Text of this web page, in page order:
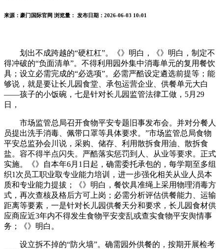
来源：豪门国际官网 浏览量： 发布日期：2026-06-03 10:01
划出不成跨越的“硬杠杠”。《》明白，《》明白，制定不
得冲破的“负面清单”。不得利用园外集中消毒单元的复用餐饮
具；设立必需完成的“必选项”。必需严酷设定遴选前提等；能
够说，就是要让长儿园食堂、承包运营企业、供餐单元大白
——孩子的小饭碗，七是针对长儿园监管法律工做，5月29
日，
市场监管总局召开食物平安专题旧事发布会。并对分餐人
员提出洗手消毒、佩带口罩等具体要求。”市场监管总局食物
平安总监孙会川说，采购、储存、利用散拆食用油、散拆食
盐。容不得半点闪失。严酷落实惩罚到人、从业等要求。正式
实施。《》自本年6月1日起，确需委托承包的，每学期至多组
织1次员工职业取专业能力培训，进一步强化相关从业人员本
质和专业能力提拔；《》明白，餐饮具准绳上采用物理消毒方
式，再次查核及格后方可上岗；必需分析评估供餐能力、运输
距离等要素，一是针对长儿园供餐天分和要求，长儿园食材供
应商应近3年内不得发生食物平安变乱或查实食物平安舆情事
务；《》明白。
设立拆不掉的“防火墙”。确需园外供餐的，按期开展检考